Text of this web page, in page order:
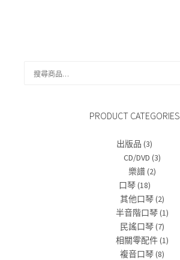
PRODUCT CATEGORIES
出版品 (3)
CD/DVD (3)
樂譜(2)
口琴(18)
其他口琴(2)
半音階口琴(1)
民謠口琴(7)
相關零配件(1)
複音口琴(8)